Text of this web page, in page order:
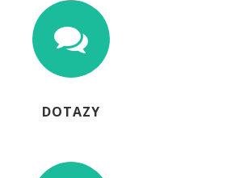
DOTAZY